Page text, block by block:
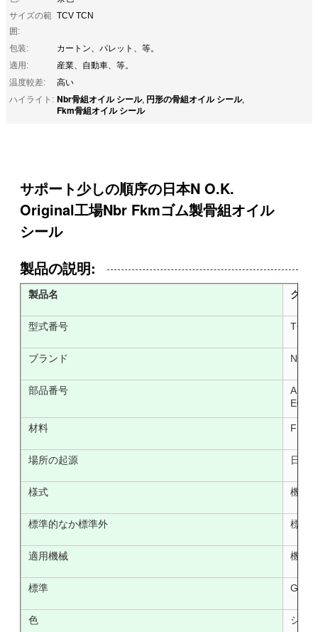
サイズの範
囲:
TCV TCN
包装:
カートン、パレット、等。
適用:
産業、自動車、等。
温度較差:
高い
ハイライト: Nbr骨組オイル シール, 円形の骨組オイル シール,
Fkm骨組オイル シール
サポート少しの順序の日本N O.K.
Original工場Nbr Fkmゴム製骨組オイル
シール
製品の説明:
製品名 クラ
型式番号 TCV
ブランド Nの
部品番号
E0
材料 FKM
場所の起源 日本
様式 機械
標準的なか標準外 標準
適用機械 機械
標準
色 ショ